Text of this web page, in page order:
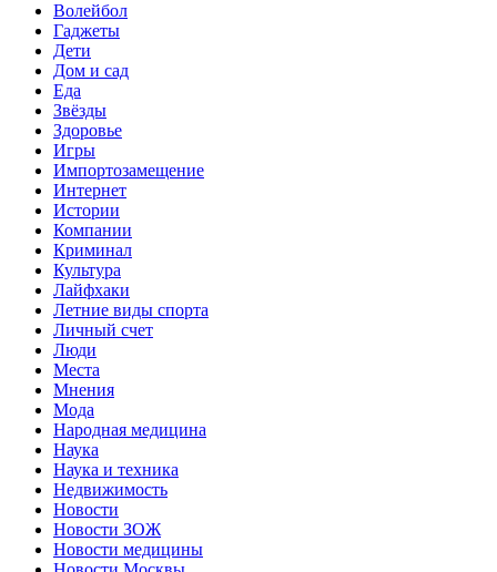
Волейбол
Гаджеты
Дети
Дом и сад
Еда
Звёзды
Здоровье
Игры
Импортозамещение
Интернет
Истории
Компании
Криминал
Культура
Лайфхаки
Летние виды спорта
Личный счет
Люди
Места
Мнения
Мода
Народная медицина
Наука
Наука и техника
Недвижимость
Новости
Новости ЗОЖ
Новости медицины